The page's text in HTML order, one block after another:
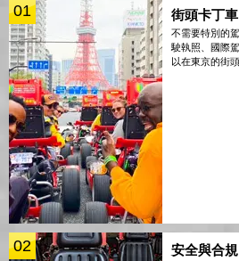
01 街頭卡丁車
不需要特別的
駛執照、國際
以在東京的街
02 安全與合規